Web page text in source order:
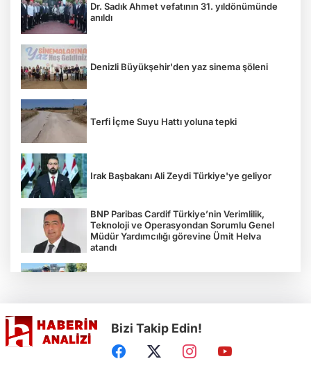
Dr. Sadık Ahmet vefatının 31. yıldönümünde
anıldı
Denizli Büyükşehir'den yaz sinema şöleni
Terfi İçme Suyu Hattı yoluna tepki
Irak Başbakanı Ali Zeydi Türkiye'ye geliyor
BNP Paribas Cardif Türkiye’nin Verimlilik,
Teknoloji ve Operasyondan Sorumlu Genel
Müdür Yardımcılığı görevine Ümit Helva
atandı
Bizi Takip Edin!